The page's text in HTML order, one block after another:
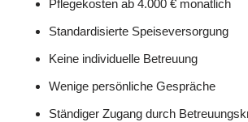
Pflegekosten ab 4.000 € monatlich
Standardisierte Speiseversorgung
Keine individuelle Betreuung
Wenige persönliche Gespräche
Ständiger Zugang durch